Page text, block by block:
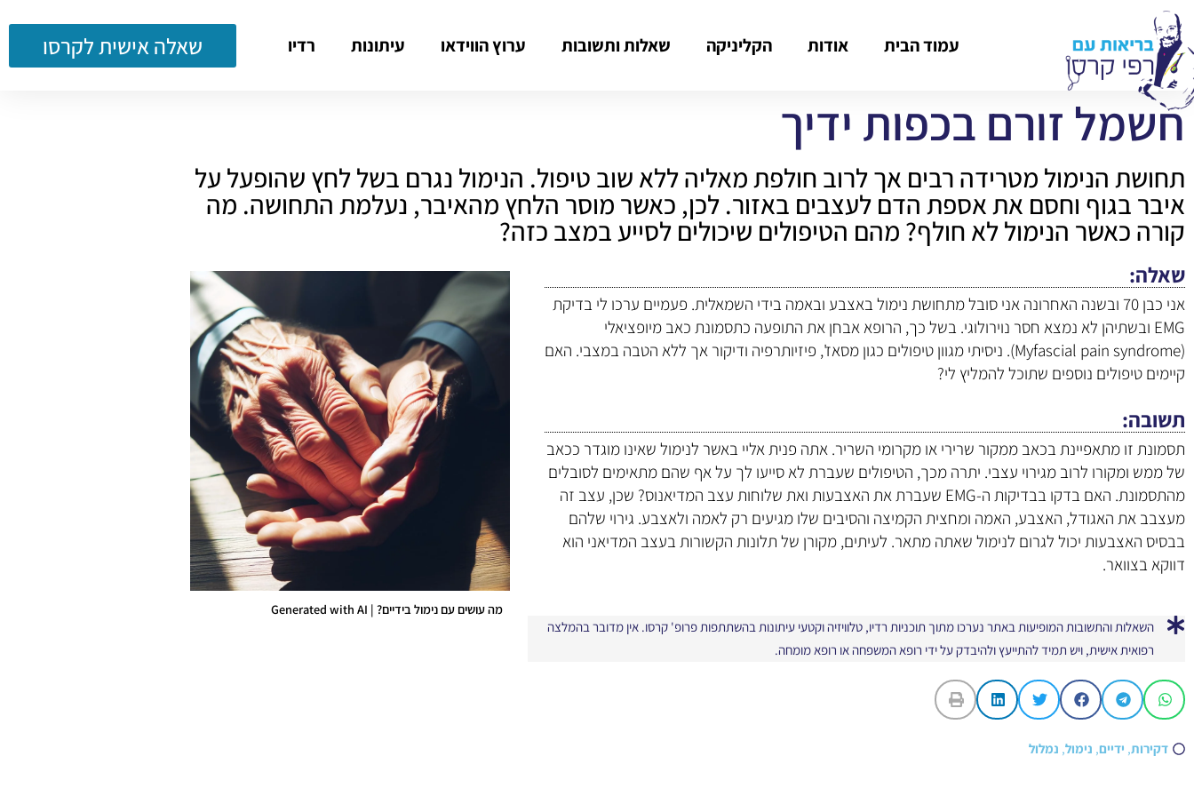
עמוד הבית אודות הקליניקה שאלות ותשובות ערוץ הווידאו עיתונות רדיו שאלה אישית לקרסו
חשמל זורם בכפות ידיך
תחושת הנימול מטרידה רבים אך לרוב חולפת מאליה ללא שוב טיפול. הנימול נגרם בשל לחץ שהופעל על
איבר בגוף וחסם את אספת הדם לעצבים באזור. לכן, כאשר מוסר הלחץ מהאיבר, נעלמת התחושה. מה
קורה כאשר הנימול לא חולף? מהם הטיפולים שיכולים לסייע במצב כזה?
שאלה
אני כבן 70 ובשנה האחרונה אני סובל מתחושת נימול באצבע ובאמה בידי השמאלית. פעמיים ערכו לי בדיקת
EMG ובשתיהן לא נמצא חסר נוירולוגי. בשל כך, הרופא אבחן את התופעה כתסמונת כאב מיופציאלי
(Myfascial pain syndrome). ניסיתי מגוון טיפולים כגון מסאז', פיזיותרפיה ודיקור אך ללא הטבה במצבי. האם
קיימים טיפולים נוספים שתוכל להמליץ לי?
תשובה
תסמונת זו מתאפיינת בכאב ממקור שרירי או מקרומי השריר. אתה פנית אליי באשר לנימול שאינו מוגדר ככאב
של ממש ומקורו לרוב מגירוי עצבי. יתרה מכך, הטיפולים שעברת לא סייעו לך על אף שהם מתאימים לסובלים
מהתסמונת. האם בדקו בבדיקות ה-EMG שעברת את האצבעות ואת שלוחות עצב המדיאנוס? שכן, עצב זה
מעצבב את האגודל, האצבע, האמה ומחצית הקמיצה והסיבים שלו מגיעים רק לאמה ולאצבע. גירוי שלהם
בבסיס האצבעות יכול לגרום לנימול שאתה מתאר. לעיתים, מקורן של תלונות הקשורות בעצב המדיאני הוא
דווקא בצוואר.
השאלות והתשובות המופיעות באתר נערכו מתוך תוכניות רדיו, טלוויזיה וקטעי עיתונות בהשתתפות פרופ' קרסו. אין מדובר בהמלצה
רפואית אישית, ויש תמיד להתייעץ ולהיבדק על ידי רופא המשפחה או רופא מומחה.
דקירות, ידיים, נימול, נמלול
מה עושים עם נימול בידיים? | Generated with AI